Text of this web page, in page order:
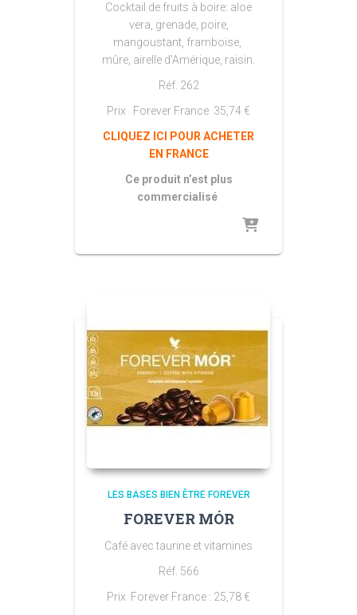
Cocktail de fruits à boire: aloe
vera, grenade, poire,
mangoustant, framboise,
mûre, airelle d’Amérique, raisin.
Réf. 262
Prix Forever France 35,74 €
CLIQUEZ ICI POUR ACHETER
EN FRANCE
Ce produit n’est plus
commercialisé
LES BASES BIEN ÊTRE FOREVER
FOREVER MÓR
Café avec taurine et vitamines
Réf. 566
Prix Forever France : 25,78 €